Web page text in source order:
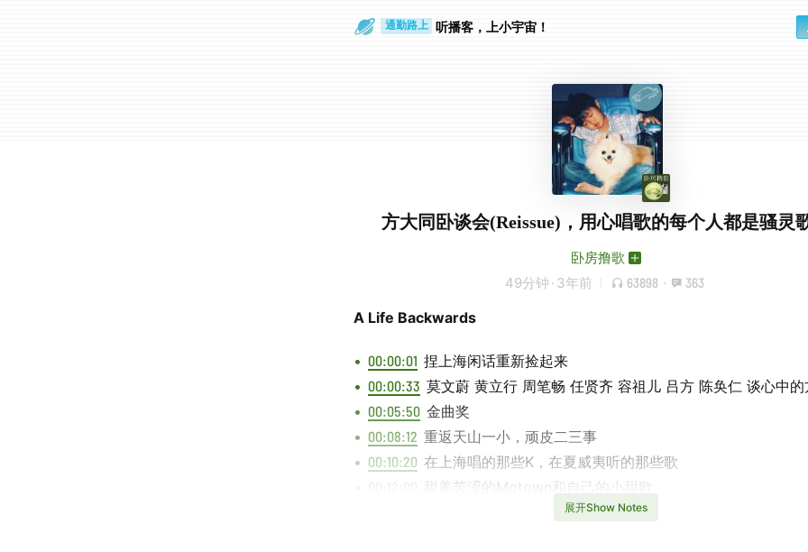
通勤路上 听播客，上小宇宙！
方大同卧谈会(Reissue)，用心唱歌的每个人都是骚灵
卧房撸歌
49分钟 · 3年前 63898 · 363
A Life Backwards
00:00:01 捏上海闲话重新捡起来
00:00:33 莫文蔚 黄立行 周笔畅 任贤齐 容祖儿 吕方 陈奂仁 谈心中的
00:05:50 金曲奖
00:08:12 重返天山一小，顽皮二三事
00:10:20 在上海唱的那些K，在夏威夷听的那些歌
00:12:00 甜美苦涩的Motown和自己的小甜歌
展开Show Notes